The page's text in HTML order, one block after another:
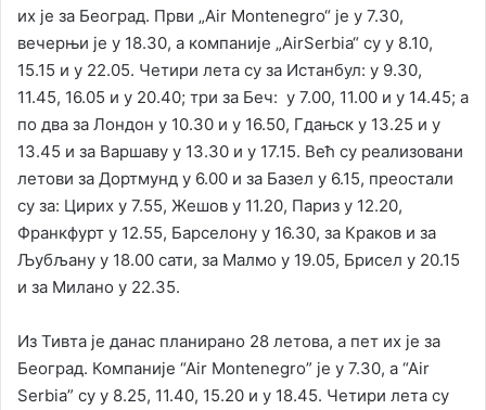
их је за Београд. Први „Аir Montenegro“ је у 7.30,
вечерњи је у 18.30, а компаније „АirSerbia“ су у 8.10,
15.15 и у 22.05. Четири лета су за Истанбул: у 9.30,
11.45, 16.05 и у 20.40; три за Беч: у 7.00, 11.00 и у 14.45; а
по два за Лондон у 10.30 и у 16.50, Гдањск у 13.25 и у
13.45 и за Варшаву у 13.30 и у 17.15. Већ су реализовани
летови за Дортмунд у 6.00 и за Базел у 6.15, преостали
су за: Цирих у 7.55, Жeшов у 11.20, Париз у 12.20,
Франкфурт у 12.55, Барселону у 16.30, за Краков и за
Љубљану у 18.00 сати, за Малмо у 19.05, Брисел у 20.15
и за Милано у 22.35.
Из Тивта је данас планирано 28 летова, а пет их је за
Београд. Компаније “Аir Montenegro” је у 7.30, а “Аir
Serbia” су у 8.25, 11.40, 15.20 и у 18.45. Четири лета су